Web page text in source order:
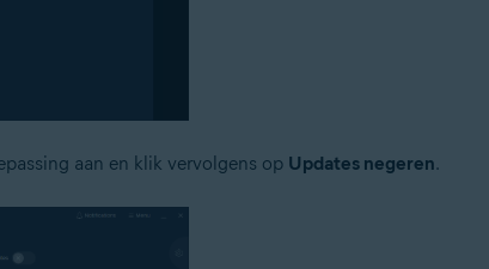
aan en klik vervolgens op Updates negeren.